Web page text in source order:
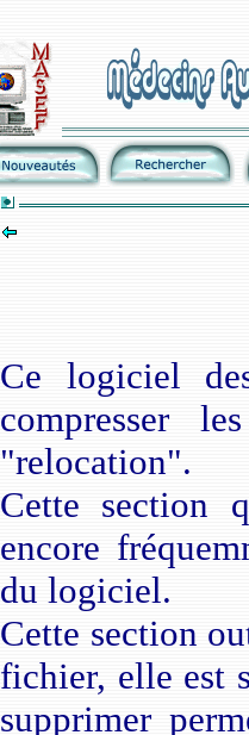
Ce logiciel
compresser
"relocation".
Cette section
encore
du logiciel.
Cette section
fichier, elle est
supprimer